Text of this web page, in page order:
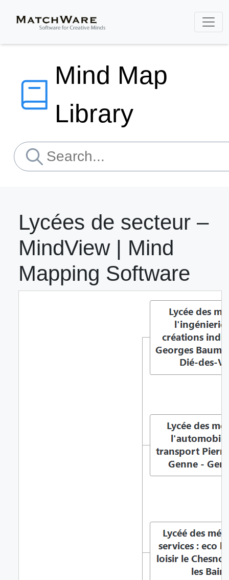
Mind Map
Library
Lycées de secteur –
MindView | Mind
Mapping Software